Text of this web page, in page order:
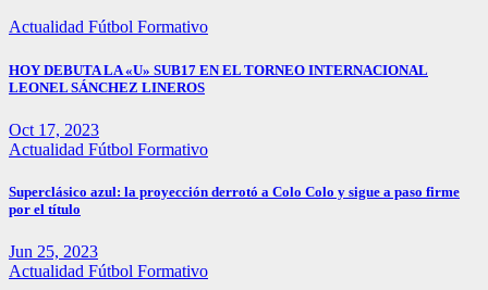
Actualidad Fútbol Formativo
HOY DEBUTA LA «U» SUB17 EN EL TORNEO INTERNACIONAL
LEONEL SÁNCHEZ LINEROS
Oct 17, 2023
Actualidad Fútbol Formativo
Superclásico azul: la proyección derrotó a Colo Colo y sigue a paso firme
por el título
Jun 25, 2023
Actualidad Fútbol Formativo